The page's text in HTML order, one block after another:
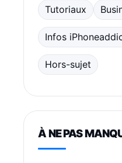
Tutoriaux
Infos
Hors-sujet
À NE PAS